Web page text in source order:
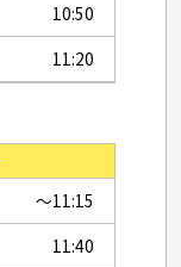
10:50
11:20
〜11:15
11:40